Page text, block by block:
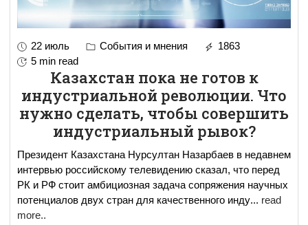
22 июль События и мнения
1863
5 min read
Казахстан пока не готов к
индустриальной революции. Что
нужно сделать, чтобы совершить
индустриальный рывок?
Президент Казахстана Нурсултан Назарбаев в недавнем
интервью российскому телевидению сказал, что перед
РК и РФ стоит амбициозная задача сопряжения научных
потенциалов двух стран для качественного инду... read
more..